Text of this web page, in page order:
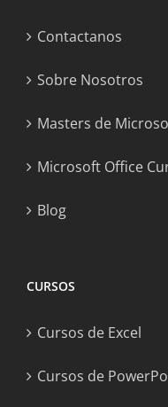
Contactanos
Sobre Nosotros
Masters de
Microsoft Office
Blog
CURSOS
Cursos de Excel
Cursos de